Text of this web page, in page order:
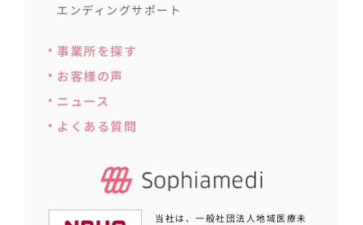
エンディングサポート
事業所を探す
お客様の声
ニュース
よくある質問
当社は、一般社団法人地域医療未